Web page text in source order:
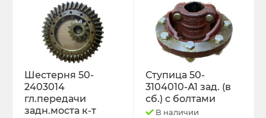
Шестерня 50-
2403014
гл.передачи
задн.моста к-т
Ступица 50-
3104010-А1 зад. (в
сб.) с болтами
В наличии